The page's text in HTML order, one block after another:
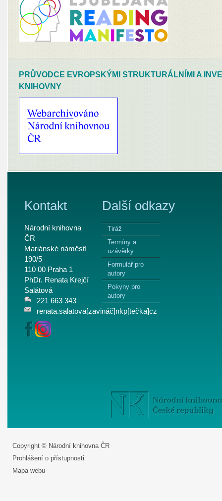
PRŮVODCE EVROPSKÝMI STRUKTURÁLNÍMI A
KNIHOVNY
Kontakt
Národní knihovna
ČR
Mariánské náměstí
190/5
110 00 Praha 1
PhDr. Renata Krejčí
Salátová
221 663 343
renata.salatova[zavináč]nkp[tečka]cz
Další odkazy
Tiráž
Termíny a
uzávěrky
Formulář pro
autory
Pokyny pro
autory
Copyright © Národní knihovna ČR
Prohlášení o přístupnosti
Mapa webu